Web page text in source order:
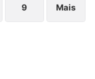
9 Mais